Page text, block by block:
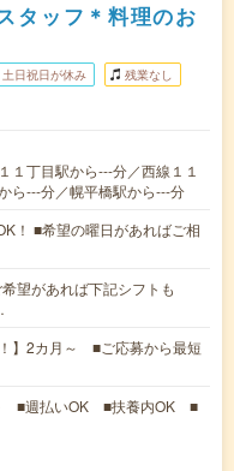
タッフ＊料理のお
土日祝日が休み 残業なし
１丁目駅から---分／西線１１
ら---分／幌平橋駅から---分
！ ■希望の曜日があればご相
望があれば下記シフトも
】2カ月～ ■ご応募から最短
■週払いOK ■扶養内OK ■